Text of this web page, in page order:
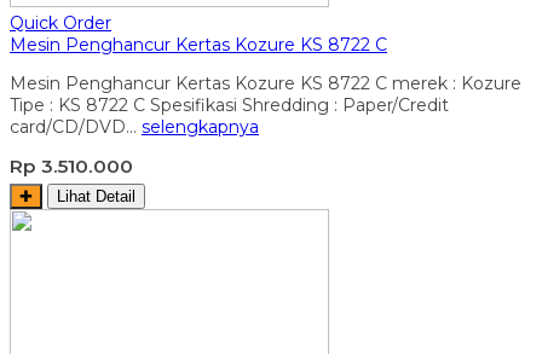
Quick Order
Mesin Penghancur Kertas Kozure KS 8722 C
Mesin Penghancur Kertas Kozure KS 8722 C merek : Kozure
Tipe : KS 8722 C Spesifikasi Shredding : Paper/Credit
card/CD/DVD… selengkapnya
Rp 3.510.000
✚ Lihat Detail